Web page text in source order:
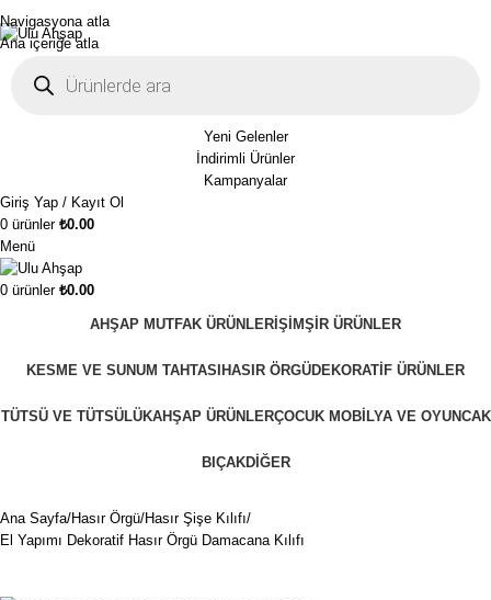
Navigasyona atla
Ana içeriğe atla
Yeni Gelenler
İndirimli Ürünler
Kampanyalar
Giriş Yap / Kayıt Ol
0 ürünler ₺0.00
Menü
0 ürünler ₺0.00
AHŞAP MUTFAK ÜRÜNLERI ŞIMŞIR ÜRÜNLER
KESME VE SUNUM TAHTASI HASIR ÖRGÜDEKORATIF ÜRÜNLER
TÜTSÜ VE TÜTSÜLÜKAHŞAP ÜRÜNLERÇOCUK MOBILYA VE OYUNCAK
BIÇAKDIĞER
Ana Sayfa Hasır Örgü Hasır Şişe Kılıfı
El Yapımı Dekoratif Hasır Örgü Damacana Kılıfı